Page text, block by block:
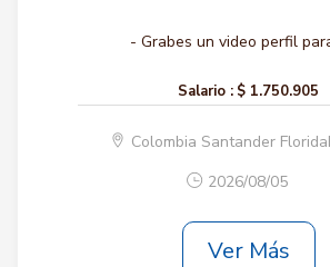
- Grabes un video perfil
Salario : $ 1.750.905
Colombia Santander
2026/08/05
Ver Más